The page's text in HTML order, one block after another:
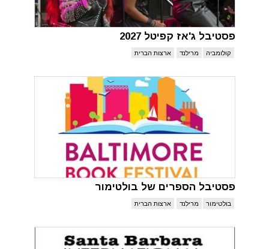
פסטיבל ג'אז קפיטל 2027
קולומביה מרילנד ארצות הברית
פסטיבל הספרים של בולטימור
בולטימור מרילנד ארצות הברית